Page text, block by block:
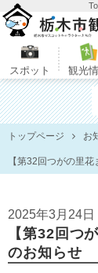
スポット 観光
トップページ お
【第32回つがの里
2025年3月24日
【第32回つ
のお知らせ